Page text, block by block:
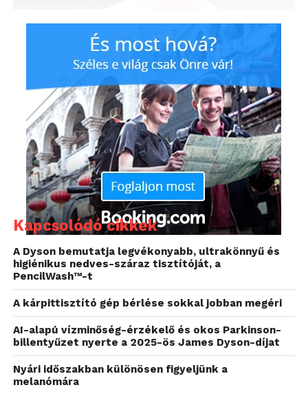
Víz és ecet
Eszünk, iszunk az irodai asztalnál, a legtöbbször a
gép mellett, fölött. Talán a morzsákat a
legegyszerűbb kitisztítani a billentyűk közöl, hiszen
ehhez elég, ha megfogjuk, lefordítjuk a klaviatúrát és
kirázzuk a morzsákat. A por már nehezebb dió,
ugyanis akkor, ha vastag, ám számunkra mégis alig
látható rétegben beleül a billentyűk közé, hibás
működést okozhat. Asztali gépeknél és laptopoknál
is komoly gondot okozhatnak a lerakódó
porszemek és szöszök, amelyek meggátolják a
Kapcsolódó cikkek
A Dyson bemutatja legvékonyabb, ultrakönnyű és
higiénikus nedves-száraz tisztítóját, a
PencilWash™-t
A kárpittisztító gép bérlése sokkal jobban megéri
AI-alapú vízminőség-érzékelő és okos Parkinson-
billentyűzet nyerte a 2025-ös James Dyson-díjat
Nyári időszakban különösen figyeljünk a
melanómára